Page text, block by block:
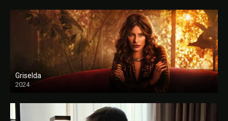
Griselda
2024